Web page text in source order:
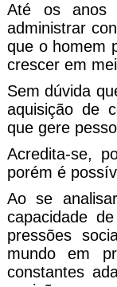
Até os anos
administrar
que o homem
crescer em
Sem dúvida
aquisição de
que gere
Acredita-se,
porém é
Ao se
capacidade
pressões
mundo em
constantes